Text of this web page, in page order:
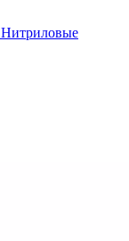
Нитриловые